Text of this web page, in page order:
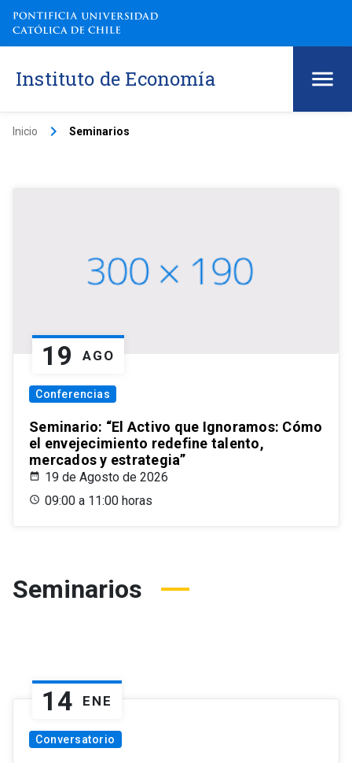
Instituto de Economía
Inicio keyboard_arrow_right Seminarios
19 AGO
Conferencias
Seminario: “El Activo que Ignoramos: Cómo
el envejecimiento redefine talento,
mercados y estrategia”
19 de Agosto de 2026
09:00 a 11:00 horas
Seminarios
14 ENE
Conversatorio